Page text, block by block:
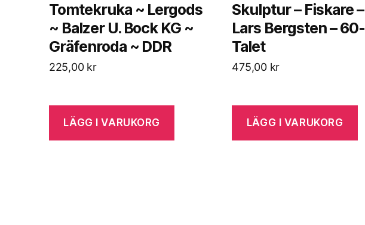
Tomtekruka ~ Lergods
~ Balzer U. Bock KG ~
Gräfenroda ~ DDR
225,00 kr
LÄGG I VARUKORG
Skulptur – Fiskare –
Lars Bergsten – 60-
Talet
475,00 kr
LÄGG I VARUKORG